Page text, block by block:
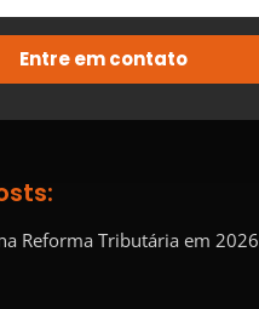
Entre em contato
Reforma Tributária em 2026